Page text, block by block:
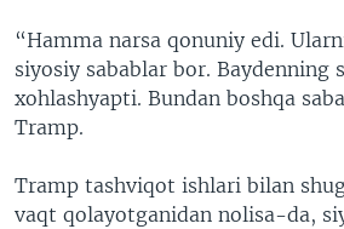
“Hamma narsa qonuniy edi.
siyosiy sabablar bor. Baydenning
xohlashyapti. Bundan boshqa
Tramp.
Tramp tashviqot ishlari bilan
vaqt qolayotganidan nolisa-da,